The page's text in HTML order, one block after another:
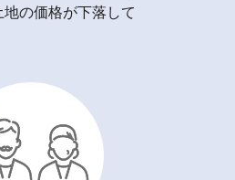
地の価格が下落して